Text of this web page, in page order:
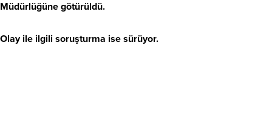
Müdürlüğüne götürüldü.
Olay ile ilgili soruşturma ise sürüyor.